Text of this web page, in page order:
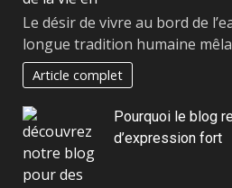
Le désir de vivre au bord de
longue tradition humaine
Article complet
Pourquoi le blog
d’expression fort